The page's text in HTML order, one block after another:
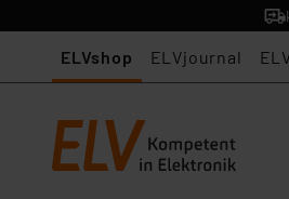
ELVshop ELVjournal